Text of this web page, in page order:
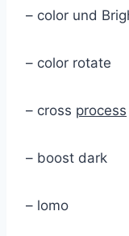
– color und
– color rotate
– cross process
– boost dark
– lomo